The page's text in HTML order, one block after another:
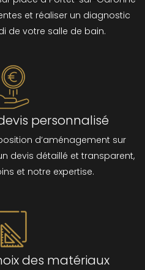
et réaliser un diagnostic
de votre salle de bain.
personnalisé
d’aménagement sur
devis détaillé et transparent,
et notre expertise.
des matériaux